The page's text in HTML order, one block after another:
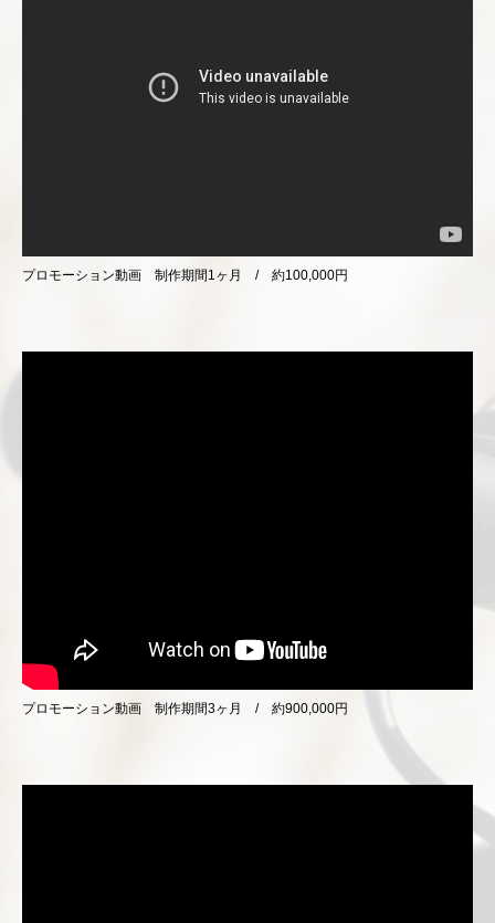
プロモーション動画 制作期間1ヶ月 / 約100,000円
プロモーション動画 制作期間3ヶ月 / 約900,000円